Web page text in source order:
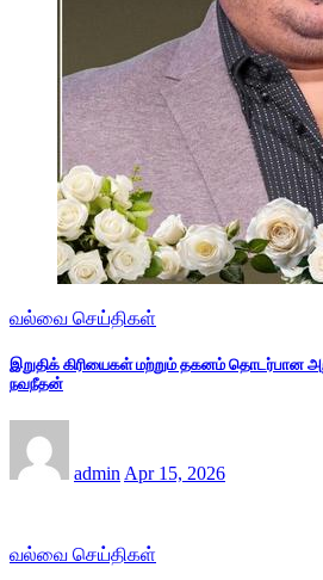
வல்வை செய்திகள்
இறுதிக் கிரியைகள் மற்றும் தகனம் தொடர்பான
நவநீதன்
admin Apr 15, 2026
வல்வை செய்திகள்